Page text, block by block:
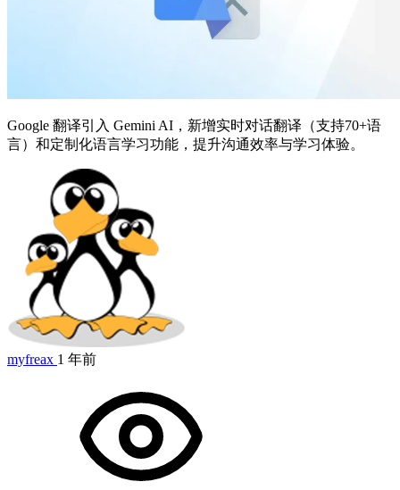
Google 翻译引入 Gemini AI，新增实时对话翻译（支持70+语
言）和定制化语言学习功能，提升沟通效率与学习体验。
myfreax 1 年前